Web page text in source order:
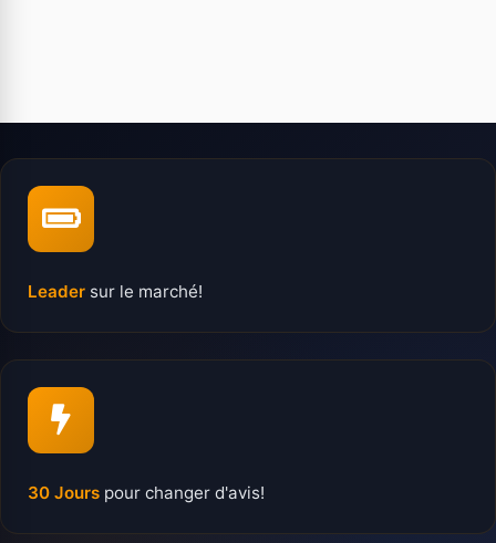
Leader sur le marché!
30 Jours pour changer d'avis!